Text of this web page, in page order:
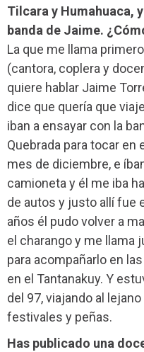
Tilcara y Humahuaca,
banda de Jaime.
La que me llama
(cantora, coplera y
quiere hablar Jaime
dice que quería que
iban a ensayar con la
Quebrada para tocar en
mes de diciembre, e
camioneta y él me iba
de autos y justo allí fue
años él pudo volver a
el charango y me llama
para acompañarlo en
en el Tantanakuy. Y
del 97, viajando al
festivales y peñas.
Has publicado una